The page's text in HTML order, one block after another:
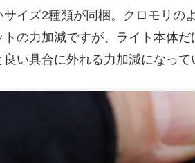
イズ2種類が同梱。クロモリの
トの力加減ですが、ライト本体
い具合に外れる力加減になって